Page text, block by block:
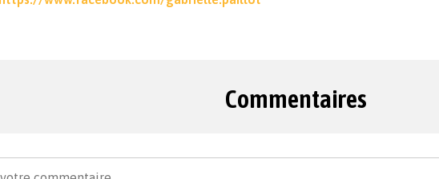
Commentaires